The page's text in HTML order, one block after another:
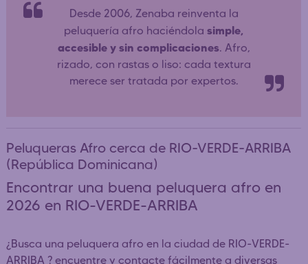
Desde 2006, Zenaba reinventa la
peluquería afro haciéndola simple,
accesible y sin complicaciones. Afro,
rizado, con rastas o liso: cada textura
merece ser tratada por expertos.
Peluqueras Afro cerca de RIO-VERDE-ARRIBA
(República Dominicana)
Encontrar una buena peluquera afro en
2026 en RIO-VERDE-ARRIBA
¿Busca una peluquera afro en la ciudad de RIO-VERDE-
ARRIBA ? encuentre y contacte fácilmente a diversas